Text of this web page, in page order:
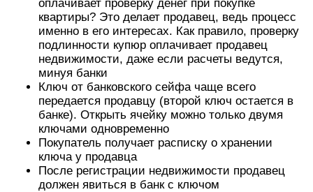
оплачивает проверку денег при покупке
квартиры? Это делает продавец, ведь процесс
именно в его интересах. Как правило, проверку
подлинности купюр оплачивает продавец
недвижимости, даже если расчеты ведутся,
минуя банки
Ключ от банковского сейфа чаще всего
передается продавцу (второй ключ остается в
банке). Открыть ячейку можно только двумя
ключами одновременно
Покупатель получает расписку о хранении
ключа у продавца
После регистрации недвижимости продавец
должен явиться в банк с ключом